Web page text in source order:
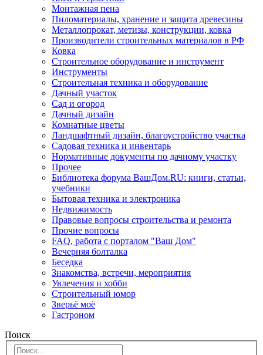
Монтажная пена
Пиломатериалы, хранение и защита древесины
Металлопрокат, метизы, конструкции, ковка
Производители строительных материалов в РФ
Ковка
Строительное оборудование и инструмент
Инструменты
Строительная техника и оборудование
Дачный участок
Сад и огород
Дачный дизайн
Комнатные цветы
Ландшафтный дизайн, благоустройство участка
Садовая техника и инвентарь
Нормативные документы по дачному участку
Прочее
Библиотека форума ВашДом.RU: книги, статьи,
учебники
Бытовая техника и электроника
Недвижимость
Правовые вопросы строительства и ремонта
Прочие вопросы
FAQ, работа с порталом "Ваш Дом"
Вечерняя болталка
Беседка
Знакомства, встречи, мероприятия
Увлечения и хобби
Строительный юмор
Зверьё моё
Гастроном
Поиск